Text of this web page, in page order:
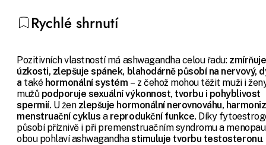
Rychlé shrnutí
Pozitivních vlastností má ashwagandha celou řadu: zmírňuje
úzkosti, zlepšuje spánek, blahodárně působí na nervový,
a také hormonální systém – z čehož mohou těžit muži i
mužů podporuje sexuální výkonnost, tvorbu i pohyblivost
spermií. U žen zlepšuje hormonální nerovnováhu,
menstruační cyklus a reprodukční funkce. Díky
působí příznivě i při premenstruačním syndromu a
obou pohlaví ashwagandhastimuluje tvorbu testosteronu.